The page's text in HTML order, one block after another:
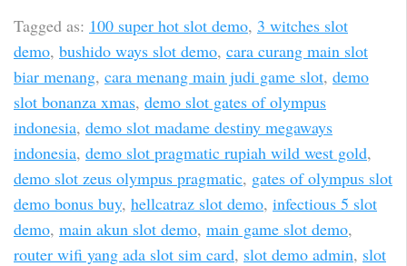
Tagged as: 100 super hot slot demo, 3 witches slot
demo, bushido ways slot demo, cara curang main slot
biar menang, cara menang main judi game slot, demo
slot bonanza xmas, demo slot gates of olympus
indonesia, demo slot madame destiny megaways
indonesia, demo slot pragmatic rupiah wild west gold,
demo slot zeus olympus pragmatic, gates of olympus slot
demo bonus buy, hellcatraz slot demo, infectious 5 slot
demo, main akun slot demo, main game slot demo,
router wifi yang ada slot sim card, slot demo admin, slot